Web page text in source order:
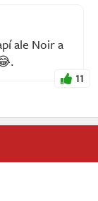
ale Noir a
11